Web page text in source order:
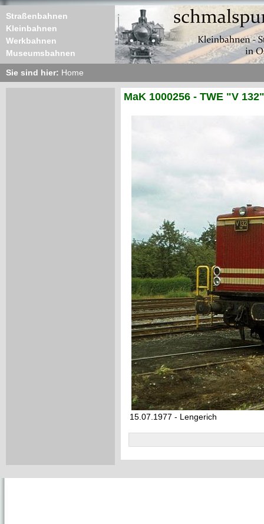
Straßenbahnen
Kleinbahnen
Werkbahnen
Museumsbahnen
Sie sind hier: Home
MaK 1000256 - TWE "V 132"
15.07.1977 - Lengerich